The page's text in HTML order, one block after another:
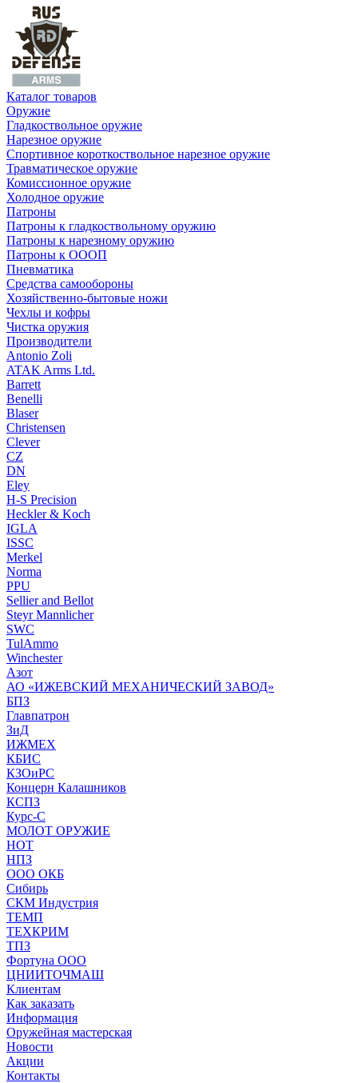
Каталог товаров
Оружие
Гладкоствольное оружие
Нарезное оружие
Спортивное короткоствольное нарезное оружие
Травматическое оружие
Комиссионное оружие
Холодное оружие
Патроны
Патроны к гладкоствольному оружию
Патроны к нарезному оружию
Патроны к ОООП
Пневматика
Средства самообороны
Хозяйственно-бытовые ножи
Чехлы и кофры
Чистка оружия
Производители
Antonio Zoli
ATAK Arms Ltd.
Barrett
Benelli
Blaser
Christensen
Clever
CZ
DN
Eley
H-S Precision
Heckler & Koch
IGLA
ISSC
Merkel
Norma
PPU
Sellier and Bellot
Steyr Mannlicher
SWC
TulAmmo
Winchester
Азот
АО «ИЖЕВСКИЙ МЕХАНИЧЕСКИЙ ЗАВОД»
БПЗ
Главпатрон
ЗиД
ИЖМЕХ
КБИС
КЗОиРС
Концерн Калашников
КСПЗ
Курс-С
МОЛОТ ОРУЖИЕ
НОТ
НПЗ
ООО ОКБ
Сибирь
СКМ Индустрия
ТЕМП
ТЕХКРИМ
ТПЗ
Фортуна ООО
ЦНИИТОЧМАШ
Клиентам
Как заказать
Информация
Оружейная мастерская
Новости
Акции
Контакты